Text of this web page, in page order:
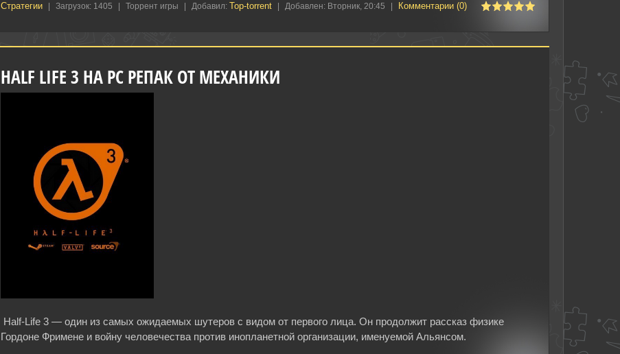
Стратегии‎ Загрузок: 1405 Торрент игры Добавил: Top-torrent Добавлен: Вторник, 20:45 Комментарии (0)
HALF LIFE 3 НА PC РЕПАК ОТ МЕХАНИКИ
Half-Life 3 — один из самых ожидаемых шутеров с видом от первого лица. Он продолжит рассказ физике
Гордоне Фримене и войну человечества против инопланетной организации, именуемой Альянсом.